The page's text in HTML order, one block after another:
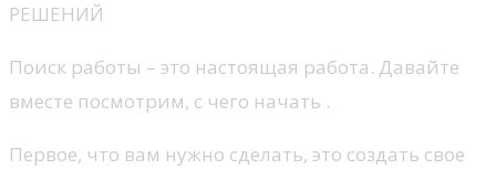
РЕШЕНИЙ
Поиск работы – это настоящая работа. Давайте
вместе посмотрим, с чего начать .
Первое, что вам нужно сделать, это создать свое